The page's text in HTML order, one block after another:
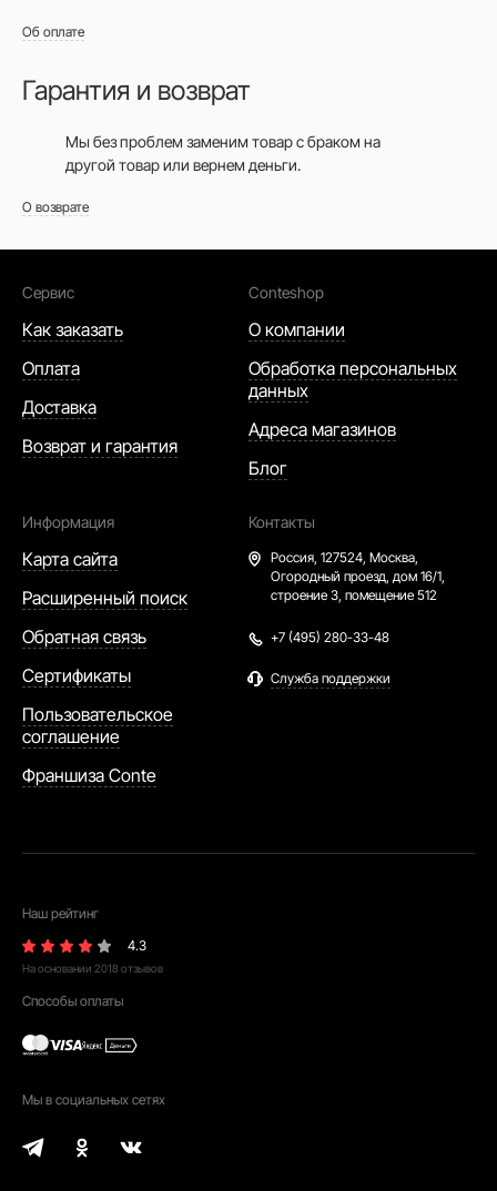
Об оплате
Гарантия и возврат
Мы без проблем заменим товар с браком на
другой товар или вернем деньги.
О возврате
Сервис
Как заказать
Оплата
Доставка
Возврат и гарантия
Conteshop
О компании
Обработка персональных
данных
Адреса магазинов
Блог
Информация
Карта сайта
Расширенный поиск
Обратная связь
Сертификаты
Пользовательское
соглашение
Франшиза Conte
Контакты
Россия, 127524, Москва,
Огородный проезд, дом 16/1,
строение 3, помещение 512
+7 (495) 280-33-48
Служба поддержки
Наш рейтинг
4.3
На основании 2018 отзывов
Способы оплаты
Мы в социальных сетях